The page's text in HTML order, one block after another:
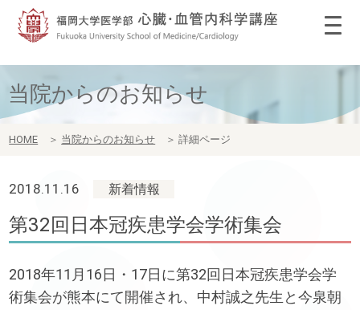
当院からのお知らせ
HOME ＞ 当院からのお知らせ ＞ 詳細ページ
2018.11.16 新着情報
第32回日本冠疾患学会学術集会
2018年11月16日・17日に第32回日本冠疾患学会学
術集会が熊本にて開催され、中村誠之先生と今泉朝